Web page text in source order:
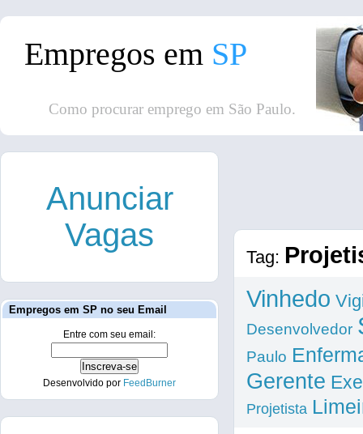
Empregos em SP
Como procurar emprego em São Paulo.
Anunciar
Vagas
Empregos em SP no seu Email
Entre com seu email:
Desenvolvido por FeedBurner
Tag:
Vinhedo
Desenvolvedor
Paulo
Gerente
Projetista